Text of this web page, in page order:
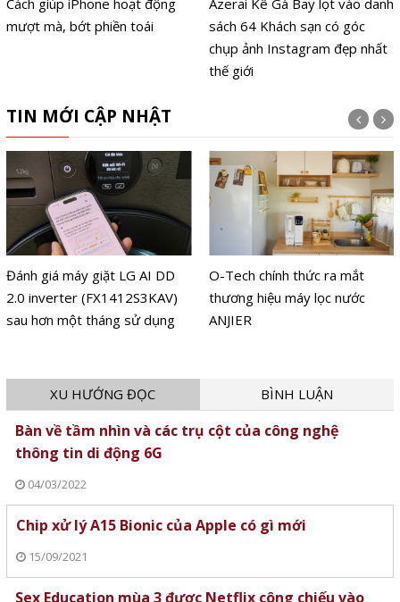
mượt mà, bớt phiền toái
sách 64 Khách sạn có góc
chụp ảnh Instagram đẹp nhất
thế giới
TIN MỚI CẬP NHẬT
Đánh giá máy giặt LG AI DD
2.0 inverter (FX1412S3KAV)
sau hơn một tháng sử dụng
O-Tech chính thức ra mắt
thương hiệu máy lọc nước
ANJIER
XU HƯỚNG ĐỌC BÌNH LUẬN
Bàn về tầm nhìn và các trụ cột của công nghệ
thông tin di động 6G
04/03/2022
Chip xử lý A15 Bionic của Apple có gì mới
15/09/2021
Sex Education mùa 3 được Netflix công chiếu vào